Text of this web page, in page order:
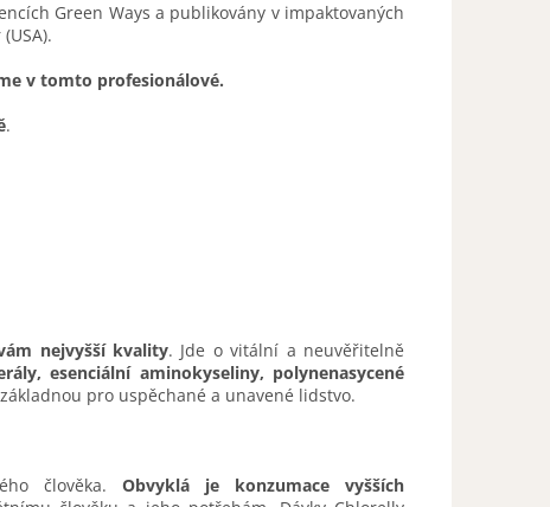
Green Ways a publikovány v impaktovaných
v tomto profesionálové.
.
nejvyšší kvality. Jde o vitální a neuvěřitelně
esenciální aminokyseliny, polynenasycené
pro uspěchané a unavené lidstvo.
člověka.
Obvyklá je konzumace vyšších